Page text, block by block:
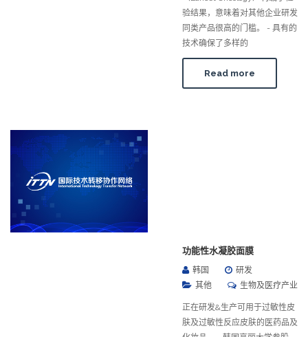
验结果，意味着对其他企业研发
同类产品很高的门槛。 - 具有的
技术确保了多样的
Read more
功能性水凝胶面膜
韩国
研发
其他
生物及医疗产业
正在研发&生产可用于过敏性皮
肤及过敏性反应皮肤的医药品及